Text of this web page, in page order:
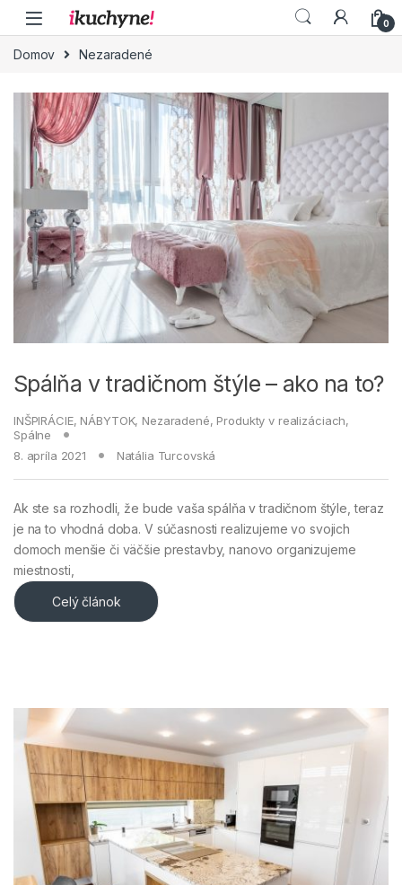
Skip to navigation
Skip to content
0
Domov Nezaradené
Spálňa v tradičnom štýle – ako na to?
INŠPIRÁCIE, NÁBYTOK, Nezaradené, Produkty v realizáciach,
Spálne
8. apríla 2021
Natália Turcovská
Ak ste sa rozhodli, že bude vaša spálňa v tradičnom štýle, teraz
je na to vhodná doba. V súčasnosti realizujeme vo svojich
domoch menšie či väčšie prestavby, nanovo organizujeme
miestnosti,
Celý článok